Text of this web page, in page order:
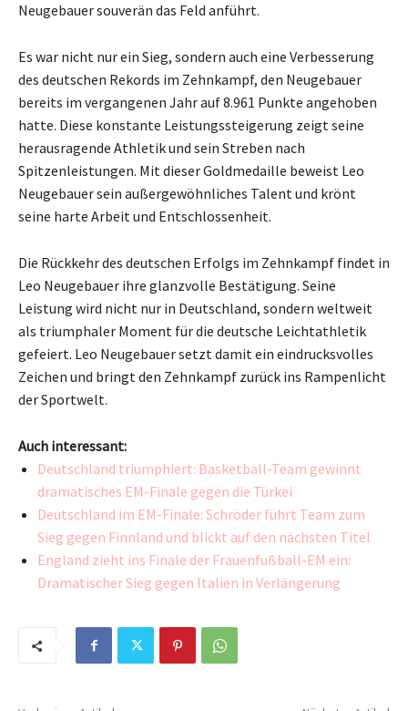
Neugebauer souverän das Feld anführt.
Es war nicht nur ein Sieg, sondern auch eine Verbesserung
des deutschen Rekords im Zehnkampf, den Neugebauer
bereits im vergangenen Jahr auf 8.961 Punkte angehoben
hatte. Diese konstante Leistungssteigerung zeigt seine
herausragende Athletik und sein Streben nach
Spitzenleistungen. Mit dieser Goldmedaille beweist Leo
Neugebauer sein außergewöhnliches Talent und krönt
seine harte Arbeit und Entschlossenheit.
Die Rückkehr des deutschen Erfolgs im Zehnkampf findet in
Leo Neugebauer ihre glanzvolle Bestätigung. Seine
Leistung wird nicht nur in Deutschland, sondern weltweit
als triumphaler Moment für die deutsche Leichtathletik
gefeiert. Leo Neugebauer setzt damit ein eindrucksvolles
Zeichen und bringt den Zehnkampf zurück ins Rampenlicht
der Sportwelt.
Auch interessant:
Deutschland triumphiert: Basketball-Team gewinnt
dramatisches EM-Finale gegen die Türkei
Deutschland im EM-Finale: Schröder führt Team zum
Sieg gegen Finnland und blickt auf den nächsten Titel
England zieht ins Finale der Frauenfußball-EM ein:
Dramatischer Sieg gegen Italien in Verlängerung